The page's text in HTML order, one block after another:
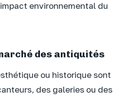
environnemental du
des antiquités
ou historique sont
des galeries ou des